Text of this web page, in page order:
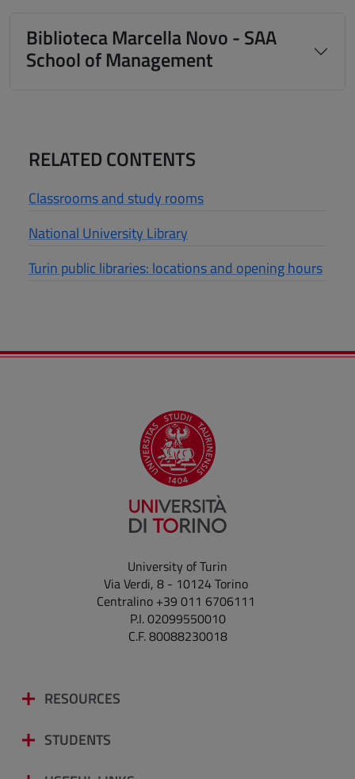
Biblioteca Marcella Novo - SAA
School of Management
RELATED CONTENTS
Classrooms and study rooms
National University Library
Turin public libraries: locations and opening hours
University of Turin
Via Verdi, 8 - 10124 Torino
Centralino +39 011 6706111
P.I. 02099550010
C.F. 80088230018
RESOURCES
STUDENTS